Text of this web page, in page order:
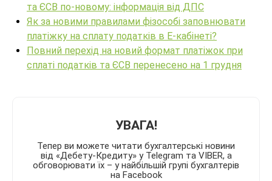
та ЄСВ по-новому: інформація від ДПС
Як за новими правилами фізособі заповнювати
платіжку на сплату податків в Е-кабінеті?
Повний перехід на новий формат платіжок при
сплаті податків та ЄСВ перенесено на 1 грудня
УВАГА!
Тепер ви можете читати бухгалтерські новини
від «Дебету-Кредиту» у Telegram та VIBER, а
обговорювати їх – у найбільшій групі бухгалтерів
на Facebook